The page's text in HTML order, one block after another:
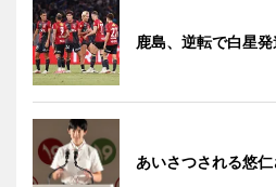
鹿島、逆転で白星
あいさつされる悠仁